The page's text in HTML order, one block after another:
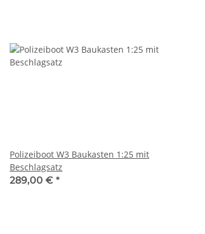
Polizeiboot W3 Baukasten 1:25 mit
Beschlagsatz
289,00 € *